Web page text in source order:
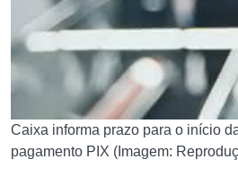
Caixa informa prazo para o início
pagamento PIX (Imagem: